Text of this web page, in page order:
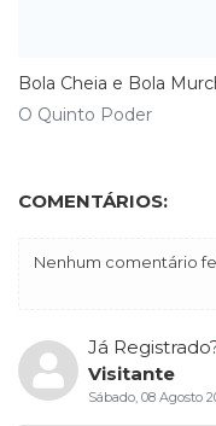
Bola Cheia e Bola
O Quinto Poder
COMENTÁRIOS:
Nenhum comentário
Já
Visitante
Sábado, 08 Agosto